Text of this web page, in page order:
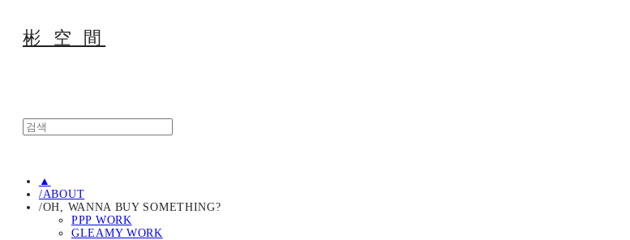
彬 空 間
▲
/ABOUT
/OH, WANNA BUY SOMETHING?
PPP WORK
GLEAMY WORK